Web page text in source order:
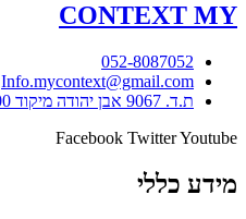
CONTEXT MY
052-8087052
Info.mycontext@gmail.com
ת.ד. 9067 אבן יהודה מיקוד 40500
Facebook TwitterYoutube
מידע כללי